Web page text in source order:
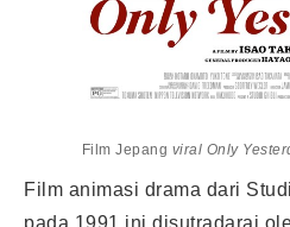
Film Jepang viral Only
Film animasi drama dari